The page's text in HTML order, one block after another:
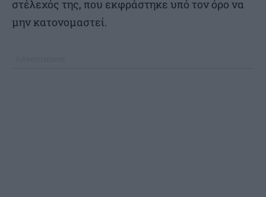
στέλεχός της, που εκφράστηκε υπό τον όρο να
μην κατονομαστεί.